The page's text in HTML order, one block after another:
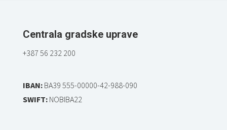
Centrala gradske uprave
+387 56 232 200
IBAN:BA39 555-00000-42-988-090
SWIFT:NOBIBA22